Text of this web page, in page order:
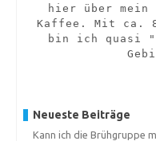
hier über mein
Kaffee. Mit ca. 8
bin ich quasi
Neueste Beiträge
Kann ich die Brühgruppe